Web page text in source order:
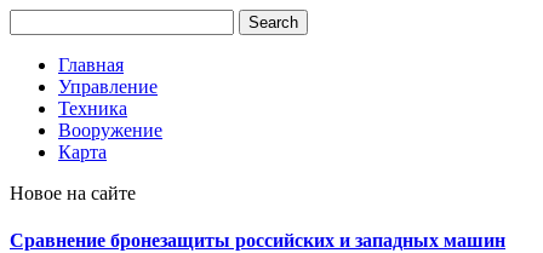
Главная
Управление
Техника
Вооружение
Карта
Новое на сайте
Сравнение бронезащиты российских и западных машин